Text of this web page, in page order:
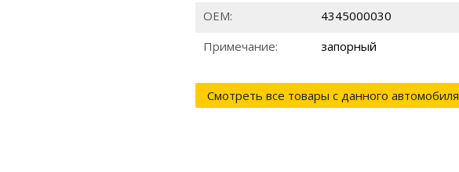
ОЕМ:
4345000030
Примечание:
запорный
Смотреть все товары с данного автомобиля